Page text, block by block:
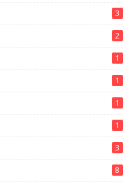
3
2
1
1
1
1
3
8